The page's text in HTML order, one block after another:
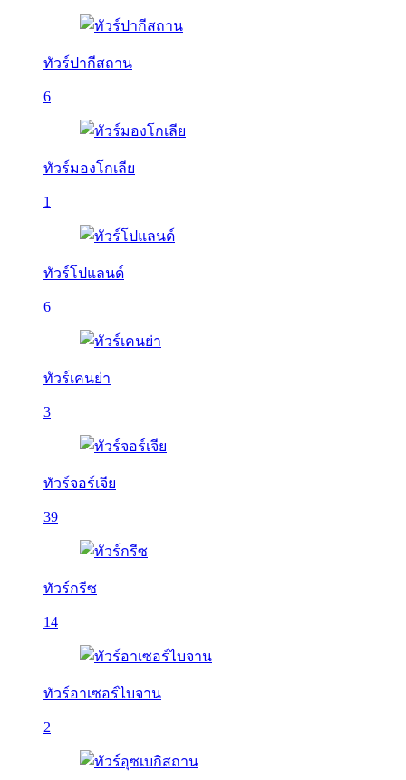
ทัวร์ปากีสถาน
6
ทัวร์มองโกเลีย
1
ทัวร์โปแลนด์
6
ทัวร์เคนย่า
3
ทัวร์จอร์เจีย
39
ทัวร์กรีซ
14
ทัวร์อาเซอร์ไบจาน
2